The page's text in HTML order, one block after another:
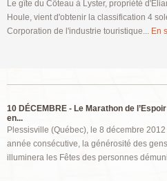
Le gîte du Côteau à Lyster, propriété
Houle, vient d'obtenir la classification 4
Corporation de l'industrie touristique... En
10 DÉCEMBRE - Le Marathon de
en...
Plessisville (Québec), le 8 décembre
année consécutive, la générosité des
illuminera les Fêtes des personnes